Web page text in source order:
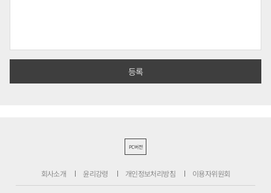
PC버전
회사소개 윤리강령 개인정보처리방침 이용자위원회